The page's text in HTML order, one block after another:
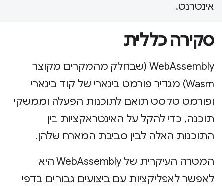
אינטרנט.
סקירה כללית
WebAssembly (שבחלק מהמקרים מקוצר
Wasm) מגדיר פורמט בינארי של קוד בינארי
ופורמט טקסט תואם לתוכנות הפעלה וממשקי
תוכנה, כדי להקל על האינטראקציות בין
התוכנות האלה לבין סביבת המארח שלהן.
המטרה העיקרית של WebAssembly היא
לאפשר לאפליקציות עם ביצועים גבוהים בדפי